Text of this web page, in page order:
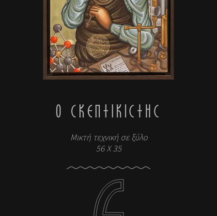
Ο ΣΚΕΠΤΙΚΙΣΤΉΣ
Μικτή τεχνική σε ξύλο
56 X 35